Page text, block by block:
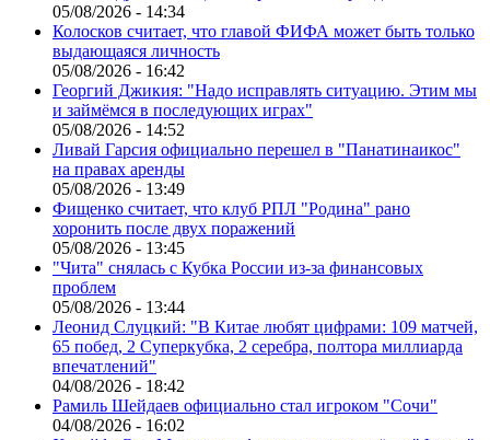
05/08/2026 - 14:34
Колосков считает, что главой ФИФА может быть только
выдающаяся личность
05/08/2026 - 16:42
Георгий Джикия: "Надо исправлять ситуацию. Этим мы
и займёмся в последующих играх"
05/08/2026 - 14:52
Ливай Гарсия официально перешел в "Панатинаикос"
на правах аренды
05/08/2026 - 13:49
Фищенко считает, что клуб РПЛ "Родина" рано
хоронить после двух поражений
05/08/2026 - 13:45
"Чита" снялась с Кубка России из-за финансовых
проблем
05/08/2026 - 13:44
Леонид Слуцкий: "В Китае любят цифрами: 109 матчей,
65 побед, 2 Суперкубка, 2 серебра, полтора миллиарда
впечатлений"
04/08/2026 - 18:42
Рамиль Шейдаев официально стал игроком "Сочи"
04/08/2026 - 16:02